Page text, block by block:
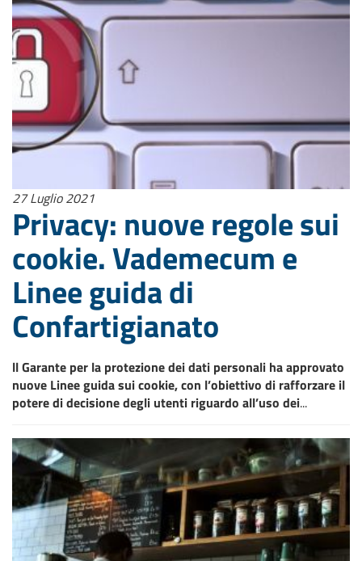
27 Luglio 2021
Privacy: nuove regole sui
cookie. Vademecum e
Linee guida di
Confartigianato
ll Garante per la protezione dei dati personali ha approvato
nuove Linee guida sui cookie, con l’obiettivo di rafforzare il
potere di decisione degli utenti riguardo all’uso dei...